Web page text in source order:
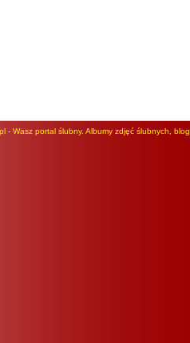
- Wasz portal ślubny. Albumy zdjęć ślubnych,